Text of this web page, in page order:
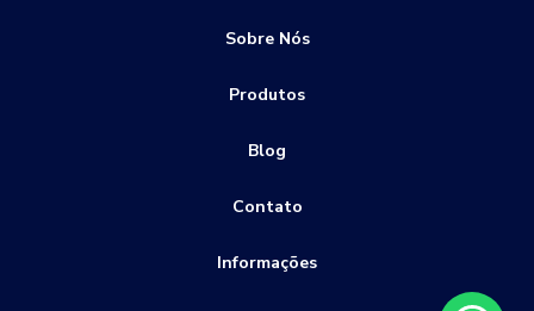
Como Escolher o Melhor Fabricante de Engate Rápido
Como Escolher o Melhor Fabricante de Espigão para Sua
conexão pneumática de engate rápido
engate rápido comando hidráulico
Sobre Nós
Produtos
Blog
Contato
Informações